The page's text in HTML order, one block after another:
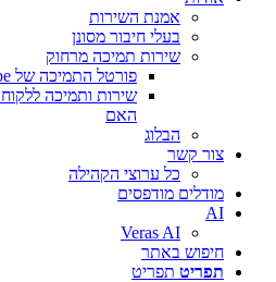
אמנת השירות
בעלי חיבור מסונן
שירות תמיכה מרחוק
פורטל התמיכה של Chaos V-Ray Enscape
שירות ותמיכה
האם
הבלוג
צור קשר
כל ערוצי הקהילה
מודלים מודפסים
AI
Veras AI
חיפוש באתר
תפריט תפריט